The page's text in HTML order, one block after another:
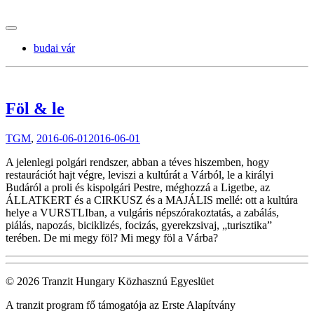
budai vár
Föl & le
TGM, 2016-06-01 2016-06-01
A jelenlegi polgári rendszer, abban a téves hiszemben, hogy
restaurációt hajt végre, leviszi a kultúrát a Várból, le a királyi
Budáról a proli és kispolgári Pestre, méghozzá a Ligetbe, az
ÁLLATKERT és a CIRKUSZ és a MAJÁLIS mellé: ott a kultúra
helye a VURSTLIban, a vulgáris népszórakoztatás, a zabálás,
piálás, napozás, biciklizés, focizás, gyerekzsivaj, „turisztika”
terében. De mi megy föl? Mi megy föl a Várba?
© 2026 Tranzit Hungary Közhasznú Egyeslüet
A tranzit program fő támogatója az Erste Alapítvány